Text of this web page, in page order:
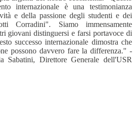
internazionale è una testimonianza
e della passione degli studenti e dei
Corradini". Siamo immensamente
giovani distinguersi e farsi portavoce di
successo internazionale dimostra che
possono davvero fare la differenza." -
Sabatini, Direttore Generale dell'USR